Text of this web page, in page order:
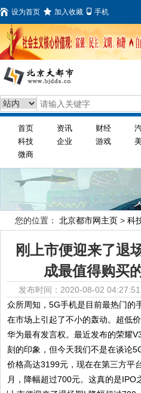
设为首页 加入收藏 手机
首页 资讯 财经
科技
企业 游戏
微商
您的位置： 北京都市网主页 > 科
刚上市便迎来了退
成最值得购买
发布时间：2020-08-02
众所周知，5G手机是目前最热门的
在市场上引起了不小的轰动。超低
华为最有发言权。最近发布的荣耀
刻的印象，但今天我们不是在谈论
价格高达3199元，现在在第三方平
月，降幅超过700元。这真的是IPO